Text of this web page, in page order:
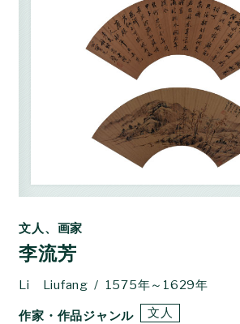
文人、画家
李流芳
Li Liufang 1575年～1629年
作家・作品ジャンル 文人